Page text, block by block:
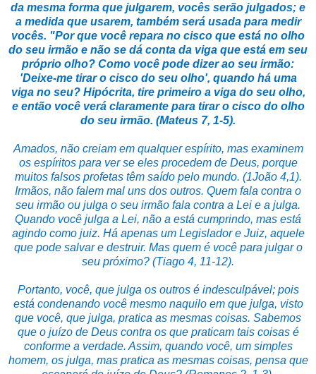
da mesma forma que julgarem, vocês serão julgados; e
a medida que usarem, também será usada para medir
vocês. "Por que você repara no cisco que está no olho
do seu irmão e não se dá conta da viga que está em seu
próprio olho? Como você pode dizer ao seu irmão:
'Deixe-me tirar o cisco do seu olho', quando há uma
viga no seu? Hipócrita, tire primeiro a viga do seu olho,
e então você verá claramente para tirar o cisco do olho
do seu irmão. (Mateus 7, 1-5).
Amados, não creiam em qualquer espírito, mas examinem
os espíritos para ver se eles procedem de Deus, porque
muitos falsos profetas têm saído pelo mundo. (1João 4,1).
Irmãos, não falem mal uns dos outros. Quem fala contra o
seu irmão ou julga o seu irmão fala contra a Lei e a julga.
Quando você julga a Lei, não a está cumprindo, mas está
agindo como juiz. Há apenas um Legislador e Juiz, aquele
que pode salvar e destruir. Mas quem é você para julgar o
seu próximo? (Tiago 4, 11-12).
Portanto, você, que julga os outros é indesculpável; pois
está condenando você mesmo naquilo em que julga, visto
que você, que julga, pratica as mesmas coisas. Sabemos
que o juízo de Deus contra os que praticam tais coisas é
conforme a verdade. Assim, quando você, um simples
homem, os julga, mas pratica as mesmas coisas, pensa que